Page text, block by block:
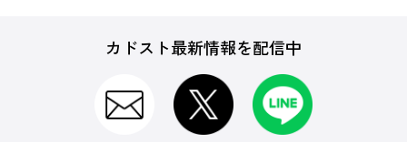
カドスト最新情報を配信中